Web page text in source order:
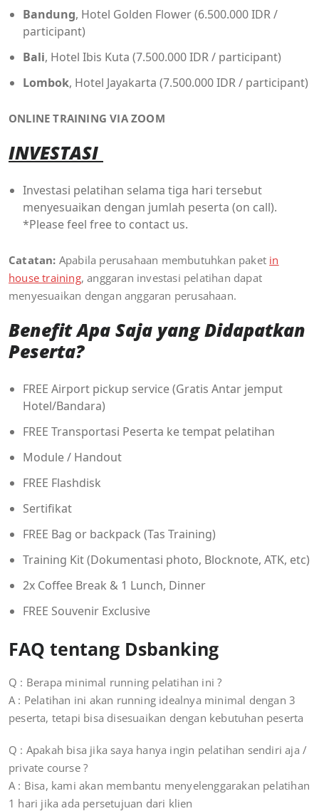
Bandung, Hotel Golden Flower (6.500.000 IDR /
participant)
Bali, Hotel Ibis Kuta (7.500.000 IDR / participant)
Lombok, Hotel Jayakarta (7.500.000 IDR / participant)
ONLINE TRAINING VIA ZOOM
INVESTASI
Investasi pelatihan selama tiga hari tersebut
menyesuaikan dengan jumlah peserta (on call).
*Please feel free to contact us.
Catatan: Apabila perusahaan membutuhkan paket in
house training, anggaran investasi pelatihan dapat
menyesuaikan dengan anggaran perusahaan.
Benefit Apa Saja yang Didapatkan
Peserta?
FREE Airport pickup service (Gratis Antar jemput
Hotel/Bandara)
FREE Transportasi Peserta ke tempat pelatihan
Module / Handout
FREE Flashdisk
Sertifikat
FREE Bag or backpack (Tas Training)
Training Kit (Dokumentasi photo, Blocknote, ATK, etc)
2x Coffee Break & 1 Lunch, Dinner
FREE Souvenir Exclusive
FAQ tentang Dsbanking
Q : Berapa minimal running pelatihan ini ?
A : Pelatihan ini akan running idealnya minimal dengan 3
peserta, tetapi bisa disesuaikan dengan kebutuhan peserta
Q : Apakah bisa jika saya hanya ingin pelatihan sendiri aja /
private course ?
A : Bisa, kami akan membantu menyelenggarakan pelatihan
1 hari jika ada persetujuan dari klien